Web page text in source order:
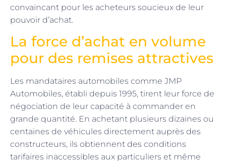
convaincant pour les acheteurs soucieux de leur
pouvoir d’achat.
La force d’achat en volume
pour des remises attractives
Les mandataires automobiles comme JMP
Automobiles, établi depuis 1995, tirent leur force de
négociation de leur capacité à commander en
grande quantité. En achetant plusieurs dizaines ou
centaines de véhicules directement auprès des
constructeurs, ils obtiennent des conditions
tarifaires inaccessibles aux particuliers et même